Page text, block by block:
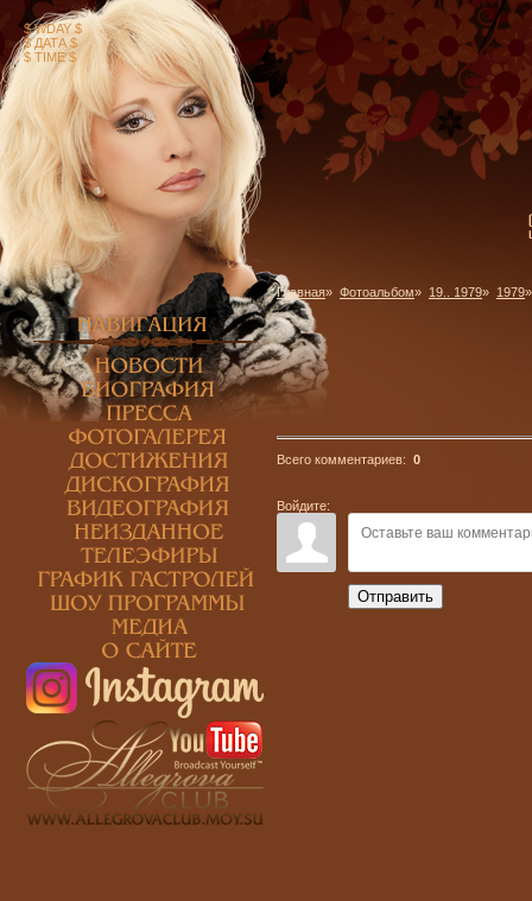
$ WDAY $
$ ДАТА $
$ TIME $
Главная» Фотоальбом» 19.. 1979» 1979
Всего комментариев: 0
Войдите:
Отправить